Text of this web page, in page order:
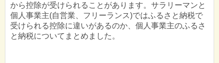
から控除が受けられることがあります。サラリーマンと
個人事業主(自営業、フリーランス)ではふるさと納税で
受けられる控除に違いがあるのか、個人事業主のふるさ
と納税についてまとめました。